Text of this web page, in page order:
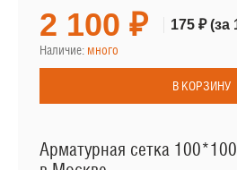
2 100 ₽ 175 ₽(за
Наличие: много
В КОРЗИНУ
Арматурная сетка